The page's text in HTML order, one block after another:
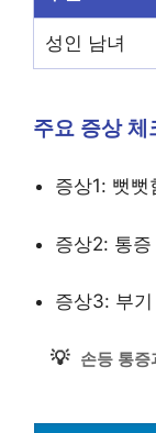
성인 남녀
주요 증상 체
증상1: 뻣
증상2: 통
증상3: 부
💡 손등 통증